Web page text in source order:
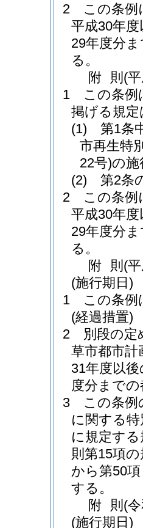
2
この条例
平成30年
29年度分
る。
附 則 (
1
この条例
掲げる規
(1)
第1条
市再生特
22号)の施
(2)
第2条
2
この条例
平成30年
29年度分
る。
附 則 (
(施行期日)
1
この条例
(経過措置)
2
別段の
草市都市計
31年度以
度分まで
3
この条例
に関する
に規定す
則第15項
から第50
する。
附 則 (
(施行期日)